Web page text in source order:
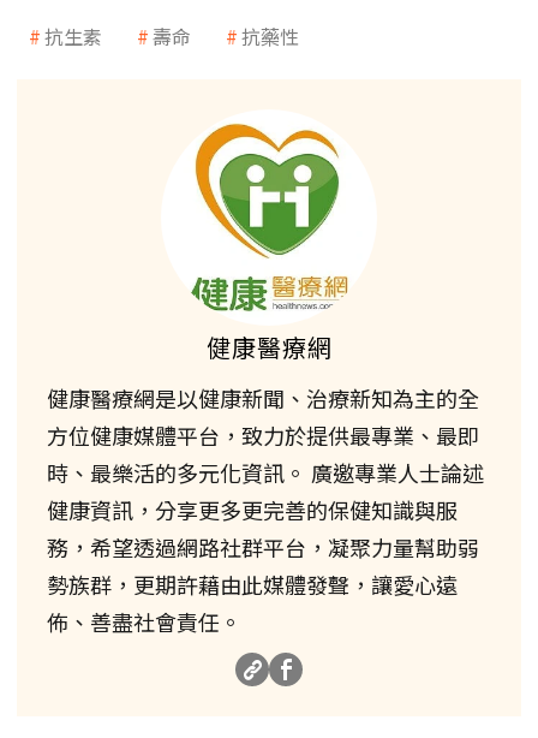
抗生素 壽命 抗藥性
健康醫療網
健康醫療網是以健康新聞、治療新知為主的全
方位健康媒體平台，致力於提供最專業、最即
時、最樂活的多元化資訊。 廣邀專業人士論述
健康資訊，分享更多更完善的保健知識與服
務，希望透過網路社群平台，凝聚力量幫助弱
勢族群，更期許藉由此媒體發聲，讓愛心遠
佈、善盡社會責任。